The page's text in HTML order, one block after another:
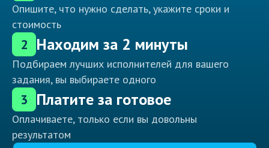
Опишите, что нужно сделать, укажите сроки и
стоимость
2 Находим за 2 минуты
Подбираем лучших исполнителей для вашего
задания, вы выбираете одного
3 Платите за готовое
Оплачиваете, только если вы довольны
результатом